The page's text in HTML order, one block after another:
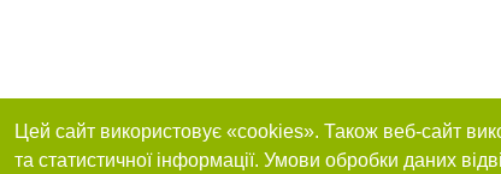
Цей сайт використовує «cookies». Також веб-сайт
та статистичної інформації. Умови обробки даних